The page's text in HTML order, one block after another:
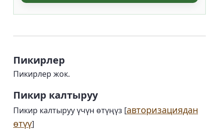
Пикирлер
Пикирлер жок.
Пикир калтыруу
Пикир калтыруу үчүн өтүңүз [авторизациядан
өтүү]